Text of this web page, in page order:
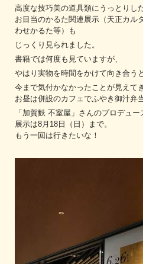
高度な技巧美の道具類にうっとりした
お目当のかるた関連展示（天正カル
わせかるた等）も
じっくり見られました。
書籍では何度も見ていますが、
やはり実物を時間をかけて向き合うと
今まで気付かなかったことが見えて
お昼は併設のカフェでふやき御汁弁
「加賀麩 不室屋」さんのプロデュー
展示は8月18日（日）まで。
もう一回は行きたいな！